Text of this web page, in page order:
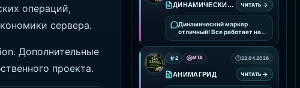
операций,
сервера.
Дополнительные
проекта.
ДИНАМИЧЕСКИЙ МАРКЕР ЧИТАТЬ
Динамический маркер
отличный! Все работает на
ура!
2 MTA 22.04.2026
АНИМАГРИД ЧИТАТЬ